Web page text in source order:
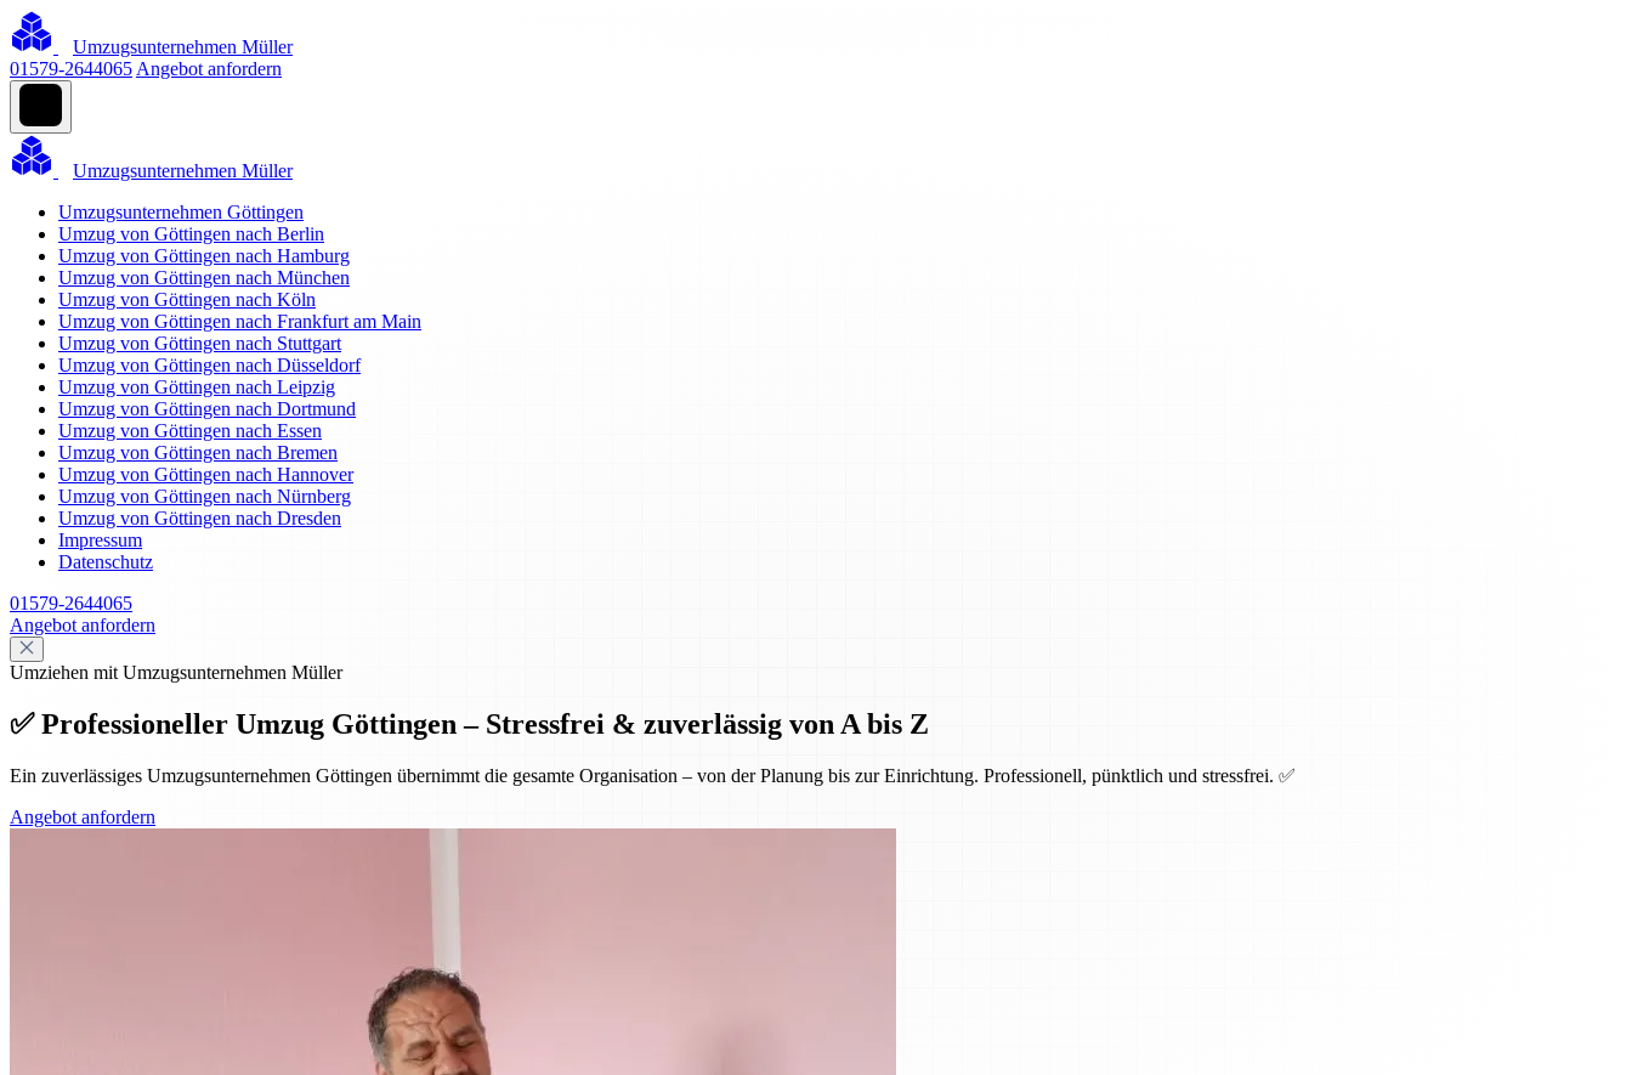
Umzugsunternehmen Müller
01579-2644065 Angebot anfordern
Umzugsunternehmen Müller
Umzugsunternehmen Göttingen
Umzug von Göttingen nach Berlin
Umzug von Göttingen nach Hamburg
Umzug von Göttingen nach München
Umzug von Göttingen nach Köln
Umzug von Göttingen nach Frankfurt am Main
Umzug von Göttingen nach Stuttgart
Umzug von Göttingen nach Düsseldorf
Umzug von Göttingen nach Leipzig
Umzug von Göttingen nach Dortmund
Umzug von Göttingen nach Essen
Umzug von Göttingen nach Bremen
Umzug von Göttingen nach Hannover
Umzug von Göttingen nach Nürnberg
Umzug von Göttingen nach Dresden
Impressum
Datenschutz
01579-2644065
Angebot anfordern
Umziehen mit Umzugsunternehmen Müller
✅ Professioneller Umzug Göttingen – Stressfrei & zuverlässig von A bis Z
Ein zuverlässiges Umzugsunternehmen Göttingen übernimmt die gesamte Organisation – von der Planung bis zur Einrichtung. Professionell, pünktlich und stressfrei. ✅
Angebot anfordern